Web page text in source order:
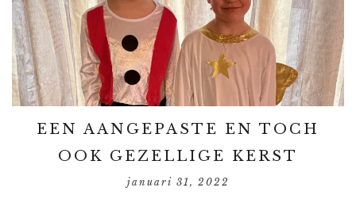
EEN AANGEPASTE EN TOCH
OOK GEZELLIGE KERST
januari 31, 2022